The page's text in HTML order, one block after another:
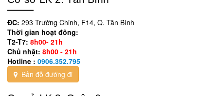
Cơ sở LK 2: Tân Bình
ĐC:293 Trường Chinh, F14, Q. Tân Bình
Thời gian hoạt đông:
T2-T7: 8h00- 21h
Chủ nhật: 8h00 - 21h
Hotline :
0906.352.795
Bản đồ đường đi